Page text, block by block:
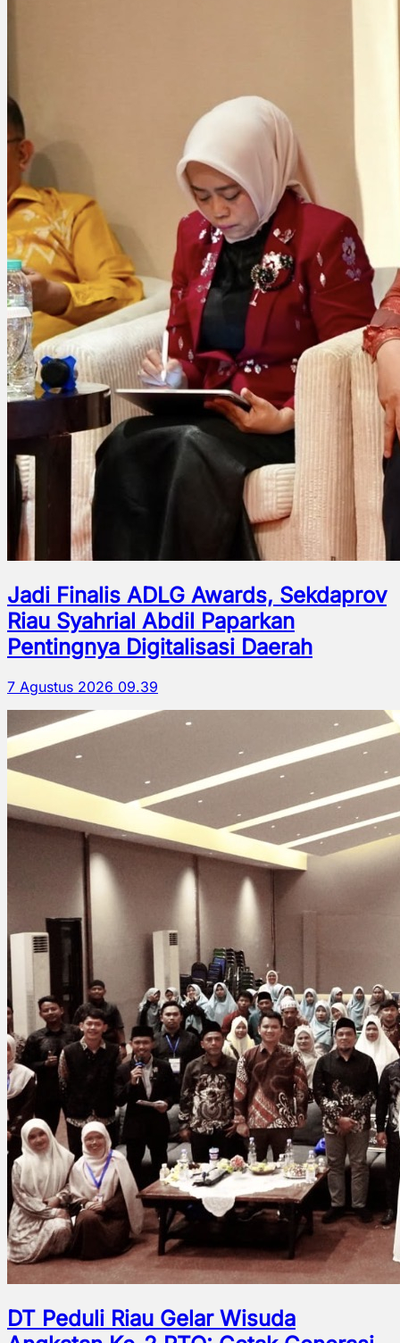
Jadi Finalis ADLG Awards, Sekdaprov
Riau Syahrial Abdil Paparkan
Pentingnya Digitalisasi Daerah
7 Agustus 2026 09.39
DT Peduli Riau Gelar Wisuda